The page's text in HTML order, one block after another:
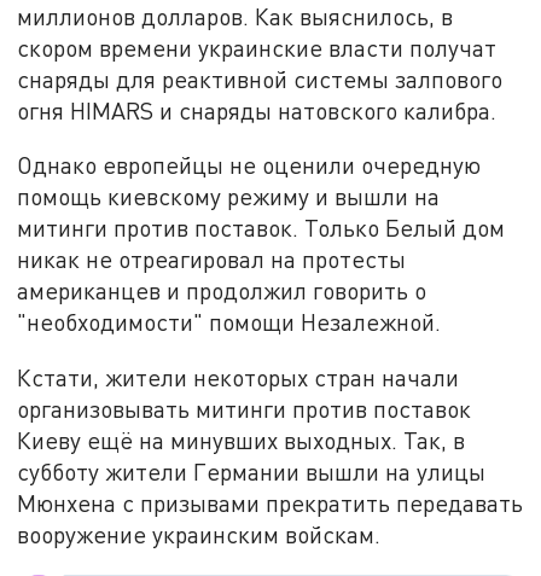
миллионов долларов. Как выяснилось, в
скором времени украинские власти получат
снаряды для реактивной системы залпового
огня HIMARS и снаряды натовского калибра.
Однако европейцы не оценили очередную
помощь киевскому режиму и вышли на
митинги против поставок. Только Белый дом
никак не отреагировал на протесты
американцев и продолжил говорить о
"необходимости" помощи Незалежной.
Кстати, жители некоторых стран начали
организовывать митинги против поставок
Киеву ещё на минувших выходных. Так, в
субботу жители Германии вышли на улицы
Мюнхена с призывами прекратить передавать
вооружение украинским войскам.